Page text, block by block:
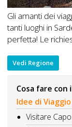
Gli amanti dei
tanti luoghi in
perfetta! Le
Vedi Regione
Cosa fare con
Idee di Viaggio
Visitare